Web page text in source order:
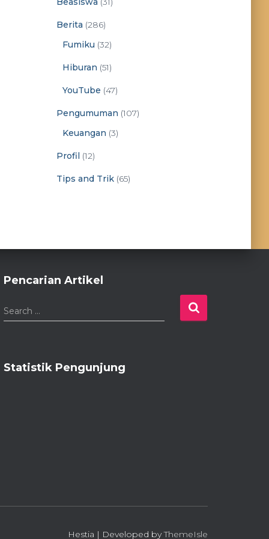
Berita (286)
Fumiku (32)
Hiburan (51)
YouTube (47)
Pengumuman (107)
Keuangan (3)
Profil (12)
Tips and Trik(65)
Pencarian Artikel
S
e
h
Search …
Statistik Pengunjung
Hestia | Developed byThemeIsle